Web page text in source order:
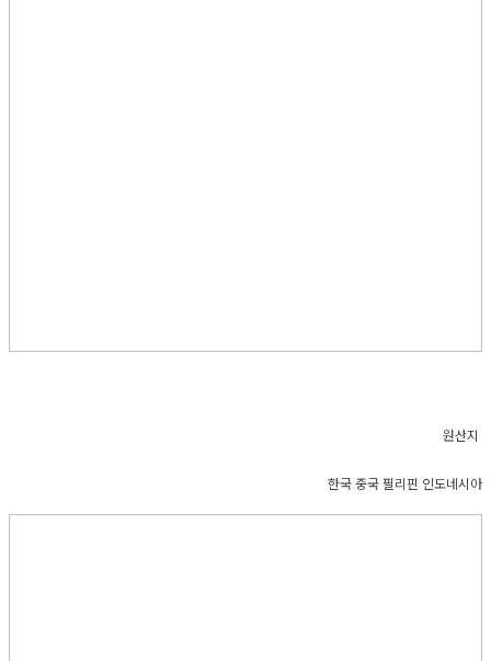
원산지
한국 중국 필리핀 인도네시아